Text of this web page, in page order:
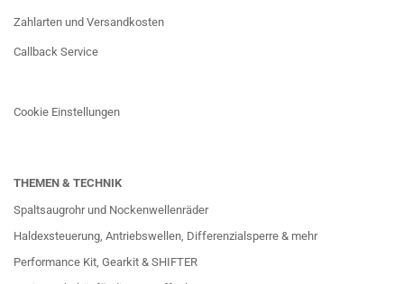
Zahlarten und Versandkosten
Callback Service
Cookie Einstellungen
THEMEN & TECHNIK
Spaltsaugrohr und Nockenwellenräder
Haldexsteuerung, Antriebswellen, Differenzialsperre & mehr
Performance Kit, Gearkit & SHIFTER